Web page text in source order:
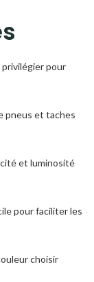
pour
pneus et taches
et luminosité
pour faciliter les
choisir